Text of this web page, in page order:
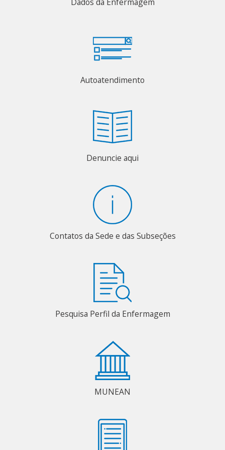
Autoatendimento
Denuncie aqui
Contatos da Sede e das Subseções
Pesquisa Perfil da Enfermagem
MUNEAN